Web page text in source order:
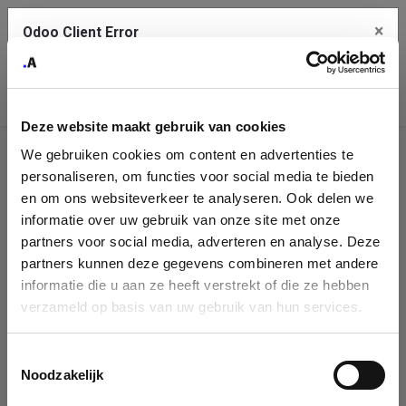
Deze website maakt gebruik van cookies
We gebruiken cookies om content en advertenties te
personaliseren, om functies voor social media te bieden
en om ons websiteverkeer te analyseren. Ook delen we
informatie over uw gebruik van onze site met onze
partners voor social media, adverteren en analyse. Deze
partners kunnen deze gegevens combineren met andere
informatie die u aan ze heeft verstrekt of die ze hebben
verzameld op basis van uw gebruik van hun services.
Noodzakelijk
Company
Identification
Please fill in your company details
You can search a company in our database by name, VAT or
enterprise ID. When a company is selected it will auto-complete the
form. If you don't find your company in our database, you can create
Odoo Client Error ×
service.
See details
Ok